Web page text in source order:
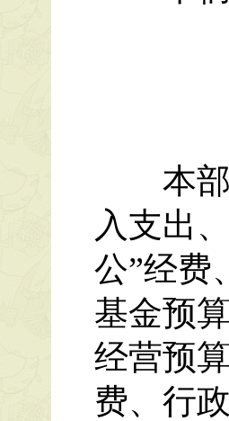
本部
入支出
公”经费
基金预
经营预
费、行